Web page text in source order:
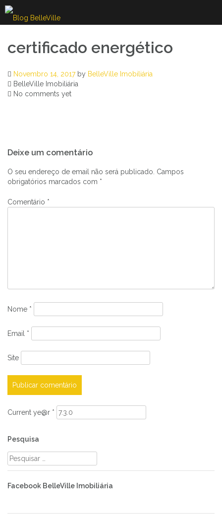
Skip
to
content
certificado energético
Novembro 14, 2017by BelleVille Imobiliária
BelleVille Imobiliária
No comments yet
de
artigos
Deixe um comentário
O seu endereço de email não será publicado. Campos
obrigatórios marcados com *
Comentário *
Nome *
Email *
Site
Current ye@r *
Pesquisa
Pesquisar
por:
Facebook BelleVille Imobiliária